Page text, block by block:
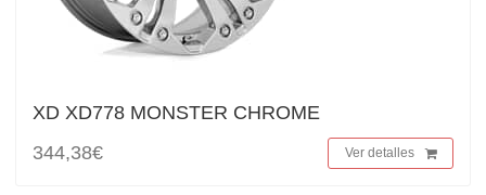
XD XD778 MONSTER CHROME
344,38€
Ver detalles